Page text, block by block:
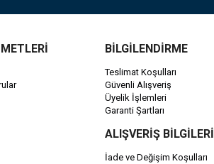
BİLGİLENDİRME
Teslimat Koşulları
Güvenli Alışveriş
Üyelik İşlemleri
Garanti Şartları
ALIŞVERİŞ BİLGİLERİ
İade ve Değişim Koşulları